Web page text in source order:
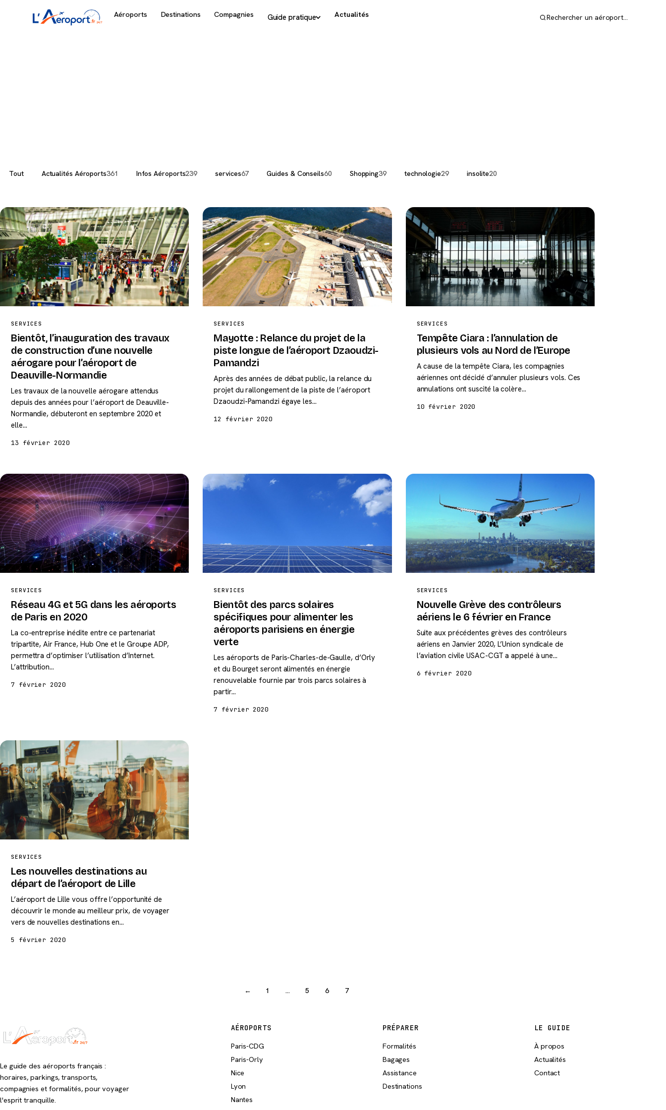
Aéroports Destinations Compagnies Guide pratique Actualités Rechercher un aéroport…
Tout Actualités Aéroports361 Infos Aéroports239 services67 Guides & Conseils60 Shopping39 technologie29 insolite20
SERVICES
Bientôt, l’inauguration des travaux
de construction d’une nouvelle
aérogare pour l’aéroport de
Deauville-Normandie
Les travaux de la nouvelle aérogare attendus
depuis des années pour l’aéroport de Deauville-
Normandie, débuteront en septembre 2020 et
elle…
13 février 2020
SERVICES
Mayotte : Relance du projet de la
piste longue de l’aéroport Dzaoudzi-
Pamandzi
Après des années de débat public, la relance du
projet du rallongement de la piste de l’aéroport
Dzaoudzi-Pamandzi égaye les…
12 février 2020
SERVICES
Tempête Ciara : l’annulation de
plusieurs vols au Nord de l’Europe
A cause de la tempête Ciara, les compagnies
aériennes ont décidé d’annuler plusieurs vols. Ces
annulations ont suscité la colère…
10 février 2020
SERVICES
Réseau 4G et 5G dans les aéroports
de Paris en 2020
La co-entreprise inédite entre ce partenariat
tripartite, Air France, Hub One et le Groupe ADP,
permettra d’optimiser l’utilisation d’Internet.
L’attribution…
7 février 2020
SERVICES
Bientôt des parcs solaires
spécifiques pour alimenter les
aéroports parisiens en énergie
verte
Les aéroports de Paris-Charles-de-Gaulle, d’Orly
et du Bourget seront alimentés en énergie
renouvelable fournie par trois parcs solaires à
partir…
7 février 2020
SERVICES
Nouvelle Grève des contrôleurs
aériens le 6 février en France
Suite aux précédentes grèves des contrôleurs
aériens en Janvier 2020, L’Union syndicale de
l’aviation civile USAC-CGT a appelé à une…
6 février 2020
SERVICES
Les nouvelles destinations au
départ de l’aéroport de Lille
L’aéroport de Lille vous offre l’opportunité de
découvrir le monde au meilleur prix, de voyager
vers de nouvelles destinations en…
5 février 2020
← 1 … 5 6 7
Le guide des aéroports français :
horaires, parkings, transports,
compagnies et formalités, pour voyager
l'esprit tranquille.
AÉROPORTS
Paris-CDG
Paris-Orly
Nice
Lyon
Nantes
PRÉPARER
Formalités
Bagages
Assistance
Destinations
LE GUIDE
À propos
Actualités
Contact